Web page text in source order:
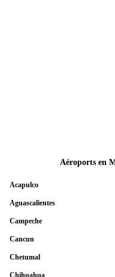
Aéroports en
Acapulco
Aguascalientes
Campeche
Cancun
Chetumal
Chihuahua